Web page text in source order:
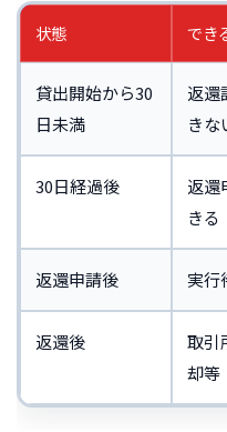
状態 でき
貸出開始から30
日未満
返還
きな
30日経過後
返還
きる
返還申請後 実行
返還後
取引
却等